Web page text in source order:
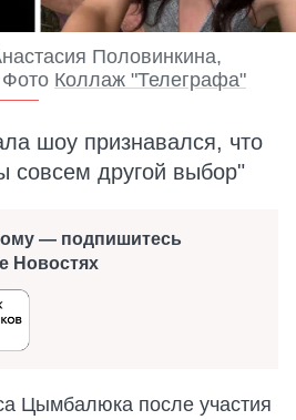
Половинкина,
Коллаж "Телеграфа"
шоу признавался, что
совсем другой выбор"
— подпишитесь
Новостях
Цымбалюка после участия